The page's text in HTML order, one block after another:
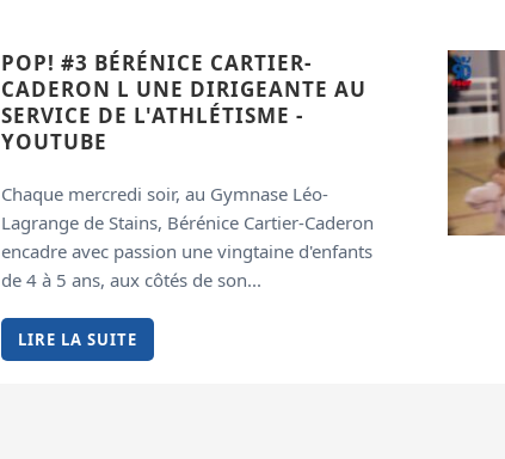
POP! #3 BÉRÉNICE CARTIER-
CADERON L UNE DIRIGEANTE AU
SERVICE DE L'ATHLÉTISME -
YOUTUBE
Chaque mercredi soir, au Gymnase Léo-
Lagrange de Stains, Bérénice Cartier-Caderon
encadre avec passion une vingtaine d'enfants
de 4 à 5 ans, aux côtés de son...
LIRE LA SUITE